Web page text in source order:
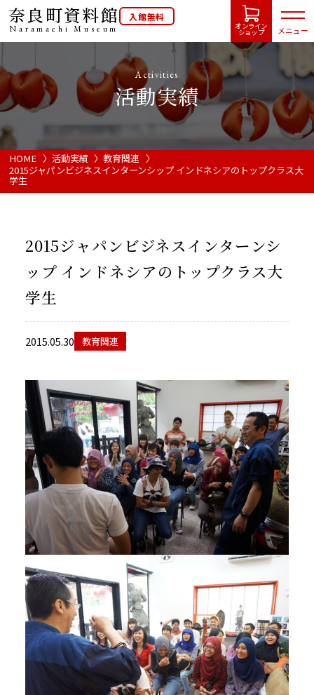
奈良町資料館
NaramachiMuseum
入館無料
オンライン
ショップ メニュー
HOME
開館カレンダー
展示会・イベント情報
ご利用案内
当館について
当館について
メディア実績
活動実績
お知らせ
ブログ
オンラインショップ
Activities
活動実績
HOME 活動実績
教育関連
2015ジャパンビジネスインターンシップ インドネシアのトップクラス大
学生
2015ジャパンビジネスインターンシ
ップ インドネシアのトップクラス大
学生
2015.05.30 教育関連